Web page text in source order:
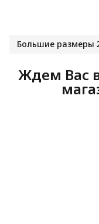
Большие размеры
Ждем Вас